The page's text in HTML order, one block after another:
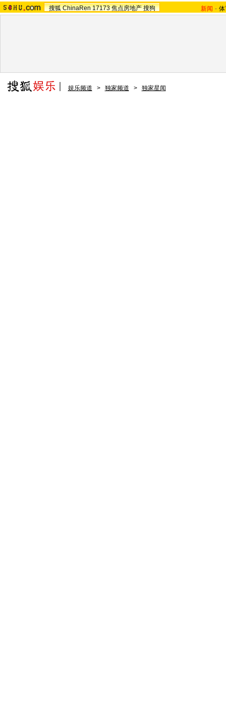
搜狐 ChinaRen 17173 焦点房地产 搜狗 新闻 -
娱乐频道 > 独家频道 > 独家星闻